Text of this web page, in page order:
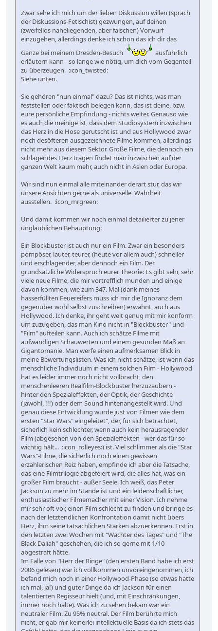
Zwar sehe ich mich um der lieben Diskussion willen (sprach
der Diskussions-Fetischist) gezwungen, auf deinen
(zweifellos naheliegenden, aber falschen) Vorwurf
einzugehen, allerdings denke ich schon das ich dir das
Ganze bei meinem Dresden-Besuch
ausführlich
erläutern kann - so lange wie nötig, um dich vom Gegenteil
zu überzeugen. :icon_twisted:
Siehe unten.
Sie gehören "nun einmal" dazu? Das ist nichts, was man
feststellen oder faktisch belegen kann, das ist deine, bzw.
eure persönliche Empfindung - nichts weiter. Genauso wie
es auch die meinige ist, dass dem Studiosystem inzwischen
das Herz in die Hose gerutscht ist und aus Hollywood zwar
noch desöfteren ausgezeichnete Filme kommen, allerdings
nicht mehr aus diesem Sektor. Große Filme, die dennoch ein
schlagendes Herz tragen findet man inzwischen auf der
ganzen Welt kaum mehr, auch nicht in Asien oder Europa.
Wir sind nun einmal alle miteinander derart stur, das wir
unsere Ansichten gerne als universelle Wahrheit
ausstellen. :icon_mrgreen:
Und damit kommen wir noch einmal detailierter zu jener
unglaublichen Behauptung:
Ein Blockbuster ist auch nur ein Film. Zwar ein besonders
pompöser, lauter, teurer, (heute vor allem auch) schneller
und erschlagender, aber dennoch ein Film. Der
grundsätzliche Widerspruch eurer Theorie: Es gibt sehr, sehr
viele neue Filme, die mir vortrefflich munden und einige
davon kommen, wie zum 347. Mal (dank meines
hasserfüllten Feuereifers muss ich mir die Ignoranz dem
gegenüber wohl selbst zuschreiben) erwähnt, auch aus
Hollywood. Ich denke, ihr geht weit genug mit mir konform
um zuzugeben, das man Kino nicht in "Blockbuster" und
"Film" aufteilen kann. Auch ich schätze Filme mit
aufwändigen Schauwerten und einem gesunden Maß an
Gigantomanie. Man werfe einen aufmerksamen Blick in
meine Bewertungslisten. Was ich nicht schätze, ist wenn das
menschliche Individuum in einem solchen Film - Hollywood
hat es leider immer noch nicht vollbracht, den
menschenleeren Realfilm-Blockbuster herzuzaubern -
hinter den Spezialeffekten, der Optik, der Geschichte
(jawohl, !!!) oder dem Sound hintenangestellt wird. Und
genau diese Entwicklung wurde just von Filmen wie dem
ersten "Star Wars" eingeleitet", der, für sich betrachtet,
sicherlich kein schlechter, wenn auch kein herausragender
Film (abgesehen von den Spezialeffekten - wer das für so
wichtig hält... :icon_rolleyes:) ist. Viel schlimmer als die "Star
Wars"-Filme, die sicherlich noch einen gewissen
erzählerischen Reiz haben, empfinde ich aber die Tatsache,
das eine Filmtrilogie abgefeiert wird, die alles hat, was ein
großer Film braucht - außer Seele. Ich weiß, das Peter
Jackson zu mehr im Stande ist und ein leidenschaftlicher,
enthusiastischer Filmemacher mit einer Vision. Ich nehme
mir sehr oft vor, einen Film schlecht zu finden und bringe es
nach der letztendlichen Konfrontation damit nicht übers
Herz, ihm seine tatsächlichen Stärken abzuerkennen. Erst in
den letzten zwei Wochen mit "Wächter des Tages" und "The
Black Daliah" geschehen, die ich so gerne mit 1/10
abgestraft hätte.
Im Falle von "Herr der Ringe" (den ersten Band habe ich erst
2006 gelesen) war ich vollkommen unvoreingenommen, ich
befand mich noch in einer Hollywood-Phase (so etwas hatte
ich mal, ja!) und guter Dinge da ich Jackson für einen
talentierten Regisseur hielt (und, mit Einschränkungen,
immer noch halte). Was ich zu sehen bekam war ein
neutraler Film. Zu 95% neutral. Der Film berührte mich
nicht, er gab mir keinerlei intellektuelle Basis da ich stets das